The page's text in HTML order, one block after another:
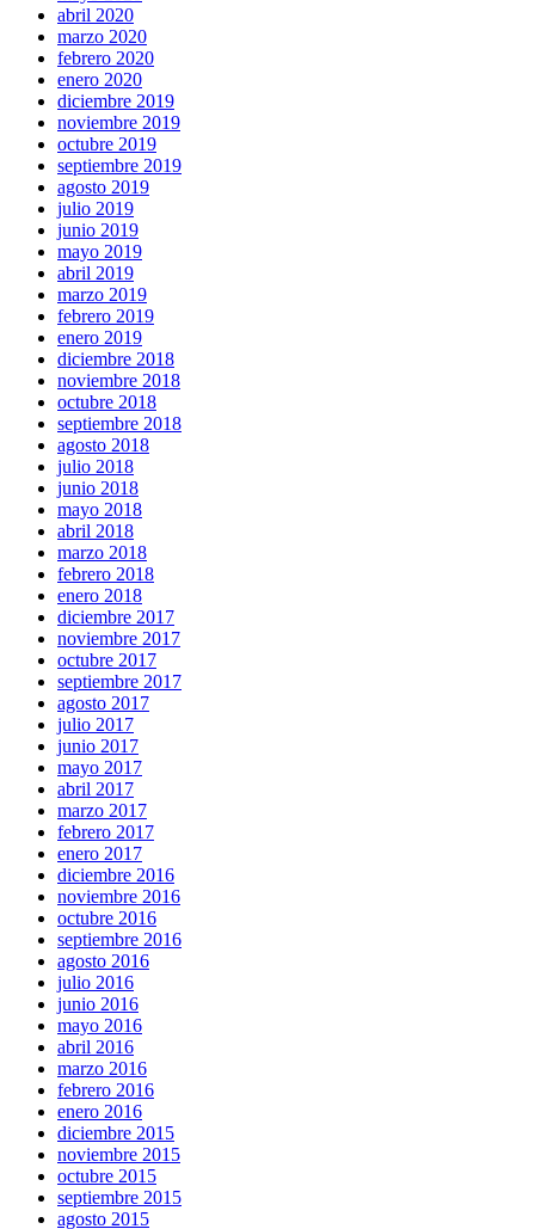
abril 2020
marzo 2020
febrero 2020
enero 2020
diciembre 2019
noviembre 2019
octubre 2019
septiembre 2019
agosto 2019
julio 2019
junio 2019
mayo 2019
abril 2019
marzo 2019
febrero 2019
enero 2019
diciembre 2018
noviembre 2018
octubre 2018
septiembre 2018
agosto 2018
julio 2018
junio 2018
mayo 2018
abril 2018
marzo 2018
febrero 2018
enero 2018
diciembre 2017
noviembre 2017
octubre 2017
septiembre 2017
agosto 2017
julio 2017
junio 2017
mayo 2017
abril 2017
marzo 2017
febrero 2017
enero 2017
diciembre 2016
noviembre 2016
octubre 2016
septiembre 2016
agosto 2016
julio 2016
junio 2016
mayo 2016
abril 2016
marzo 2016
febrero 2016
enero 2016
diciembre 2015
noviembre 2015
octubre 2015
septiembre 2015
agosto 2015